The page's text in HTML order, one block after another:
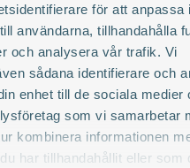
för att anpassa
användarna, tillhandahålla
och analysera vår trafik. Vi
sådana identifierare och
enhet till de sociala medier
som vi samarbetar
kombinera informationen
har tillhandahållit eller som
grav
och Asklund